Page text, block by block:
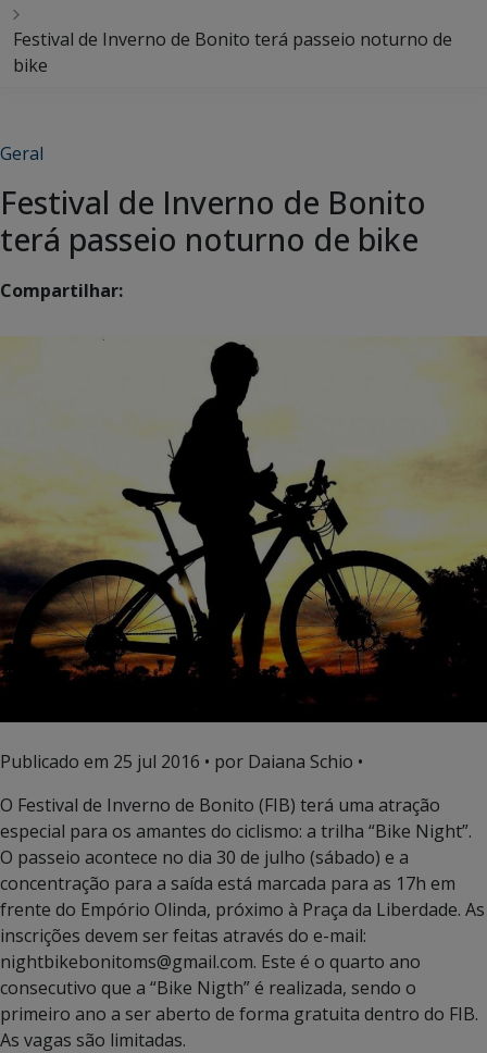
Festival de Inverno de Bonito terá passeio noturno de
bike
Geral
Festival de Inverno de Bonito
terá passeio noturno de bike
Compartilhar:
Publicado em 25 jul 2016 • por Daiana Schio •
O Festival de Inverno de Bonito (FIB) terá uma atração
especial para os amantes do ciclismo: a trilha “Bike Night”.
O passeio acontece no dia 30 de julho (sábado) e a
concentração para a saída está marcada para as 17h em
frente do Empório Olinda, próximo à Praça da Liberdade. As
inscrições devem ser feitas através do e-mail:
nightbikebonitoms@gmail.com. Este é o quarto ano
consecutivo que a “Bike Nigth” é realizada, sendo o
primeiro ano a ser aberto de forma gratuita dentro do FIB.
As vagas são limitadas.